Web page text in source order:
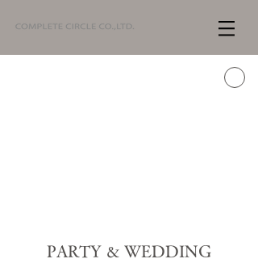
​PARTY ＆ WEDDING